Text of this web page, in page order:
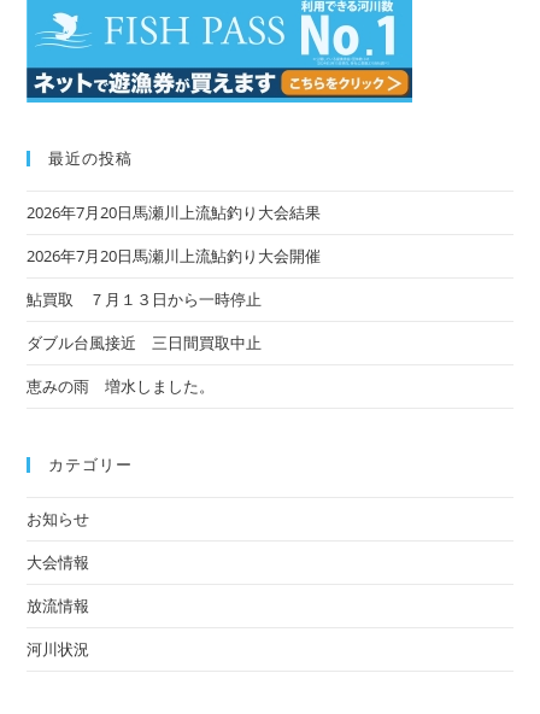
最近の投稿
2026年7月20日馬瀬川上流鮎釣り大会結果
2026年7月20日馬瀬川上流鮎釣り大会開催
鮎買取 ７月１３日から一時停止
ダブル台風接近 三日間買取中止
恵みの雨 増水しました。
カテゴリー
お知らせ
大会情報
放流情報
河川状況